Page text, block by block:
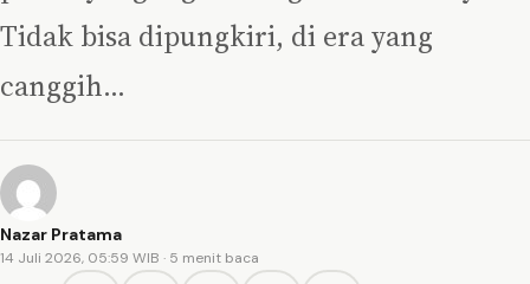
Tidak bisa dipungkiri, di era yang
canggih…
Nazar Pratama
14 Juli 2026, 05:59 WIB · 5 menit baca